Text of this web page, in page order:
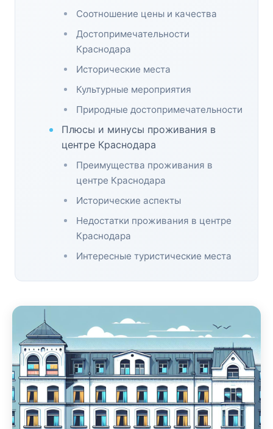
Соотношение цены и качества
Достопримечательности
Краснодара
Исторические места
Культурные мероприятия
Природные достопримечательности
Плюсы и минусы проживания в
центре Краснодара
Преимущества проживания в
центре Краснодара
Исторические аспекты
Недостатки проживания в центре
Краснодара
Интересные туристические места